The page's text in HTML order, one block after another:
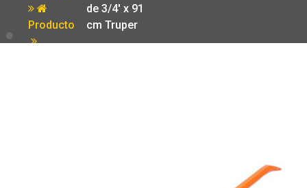
Producto
de 3/4′ x 91
cm Truper